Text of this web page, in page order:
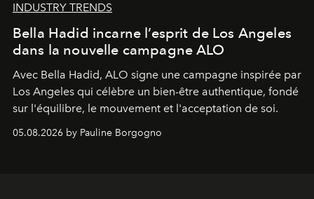
INDUSTRY TRENDS
Bella Hadid incarne l’esprit de Los Angeles
dans la nouvelle campagne ALO
Avec Bella Hadid, ALO signe une campagne inspirée par
Los Angeles qui célèbre un bien-être authentique, fondé
sur l'équilibre, le mouvement et l'acceptation de soi.
05.08.2026 by Pauline Borgogno